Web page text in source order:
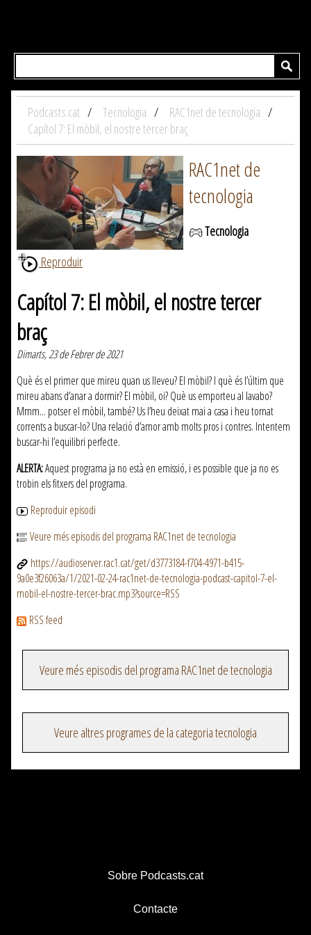
Podcasts.cat Tecnologia
RAC1net de tecnologia
Capítol 7: El mòbil, el nostre tercer braç
RAC1net de
tecnologia
Tecnologia
Reproduir
Capítol 7: El mòbil, el nostre tercer
braç
Dimarts, 23 de Febrer de 2021
Què és el primer que mireu quan us lleveu? El mòbil? I què és l’últim que
mireu abans d’anar a dormir? El mòbil, oi? Què us emporteu al lavabo?
Mmm... potser el mòbil, també? Us l’heu deixat mai a casa i heu tornat
corrents a buscar-lo? Una relació d’amor amb molts pros i contres. Intentem
buscar-hi l’equilibri perfecte.
ALERTA:Aquest programa ja no està en emissió, i es possible que ja no es
trobin els fitxers del programa.
Reproduir episodi
Veure més episodis del programa RAC1net de tecnologia
https://audioserver.rac1.cat/get/d3773184-f704-4971-b415-
9a0e3f26063a/1/2021-02-24-rac1net-de-tecnologia-podcast-capitol-7-el-
mobil-el-nostre-tercer-brac.mp3?source=RSS
RSS feed
Veure més episodis del programa RAC1net de tecnologia
Veure altres programes de la categoria tecnologia
Sobre Podcasts.cat
Contacte